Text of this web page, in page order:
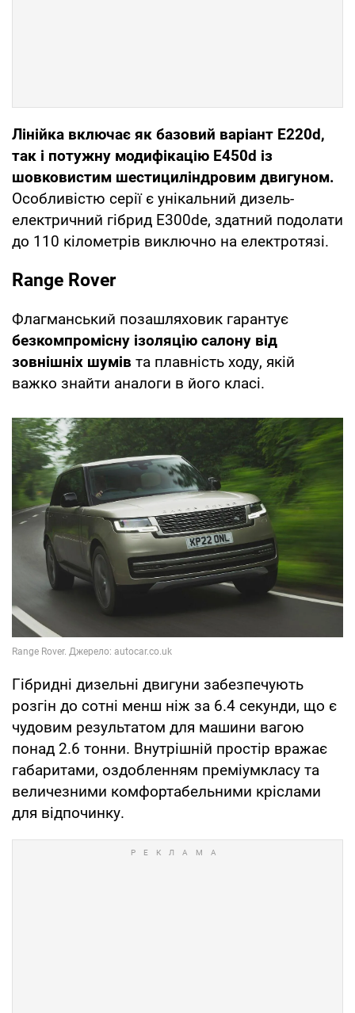
Лінійка включає як базовий варіант E220d,
так і потужну модифікацію E450d із
шовковистим шестициліндровим двигуном.
Особливістю серії є унікальний дизель-
електричний гібрид E300de, здатний подолати
до 110 кілометрів виключно на електротязі.
Range Rover
Флагманський позашляховик гарантує
безкомпромісну ізоляцію салону від
зовнішніх шумів та плавність ходу, якій
важко знайти аналоги в його класі.
Гібридні дизельні двигуни забезпечують
розгін до сотні менш ніж за 6.4 секунди, що є
чудовим результатом для машини вагою
понад 2.6 тонни. Внутрішній простір вражає
габаритами, оздобленням преміумкласу та
величезними комфортабельними кріслами
для відпочинку.